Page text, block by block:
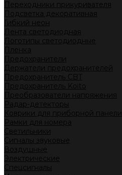
Переходники прикуривателя
Подсветка декоративная
Гибкий неон
Лента светодиодная
Логотипы светодиодные
Пленка
Предохранители
Держатели предохранителей
Предохранитель CBT
Предохранитель Koito
Преобразователи напряжения
Радар-детекторы
Коврики для приборной панели
Рамки для номера
Светильники
Сигналы звуковые
Воздушные
Электрические
Спецсигналы